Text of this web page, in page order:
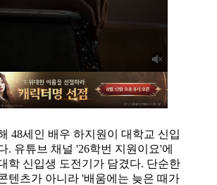
48세인 배우 하지원이 대학교 신입
. 유튜브 채널 '26학번 지원이요'에
학 신입생 도전기가 담겼다. 단순한
텐츠가 아니라 '배움에는 늦은 때가